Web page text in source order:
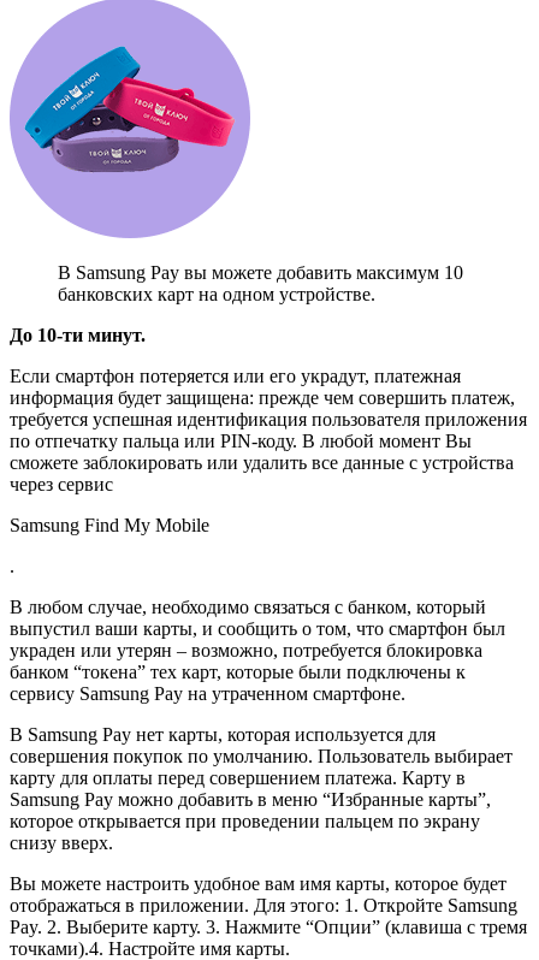
В Samsung Pay вы можете добавить максимум 10
банковских карт на одном устройстве.
До 10-ти минут.
Если смартфон потеряется или его украдут, платежная
информация будет защищена: прежде чем совершить платеж,
требуется успешная идентификация пользователя приложения
по отпечатку пальца или PIN-коду. В любой момент Вы
сможете заблокировать или удалить все данные с устройства
через сервис
Samsung Find My Mobile
.
В любом случае, необходимо связаться с банком, который
выпустил ваши карты, и сообщить о том, что смартфон был
украден или утерян – возможно, потребуется блокировка
банком “токена” тех карт, которые были подключены к
сервису Samsung Pay на утраченном смартфоне.
В Samsung Pay нет карты, которая используется для
совершения покупок по умолчанию. Пользователь выбирает
карту для оплаты перед совершением платежа. Карту в
Samsung Pay можно добавить в меню “Избранные карты”,
которое открывается при проведении пальцем по экрану
снизу вверх.
Вы можете настроить удобное вам имя карты, которое будет
отображаться в приложении. Для этого: 1. Откройте Samsung
Pay. 2. Выберите карту. 3. Нажмите “Опции” (клавиша с тремя
точками).4. Настройте имя карты.